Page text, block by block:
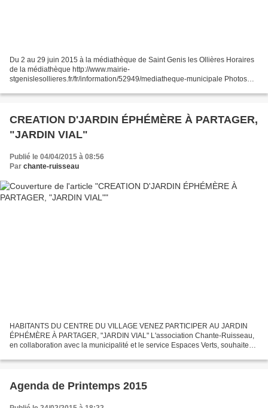
Du 2 au 29 juin 2015 à la médiathèque de Saint Genis les Ollières Horaires
de la médiathèque http://www.mairie-
stgenislesollieres.fr/fr/information/52949/mediatheque-municipale Photos
l'Opération...
CREATION D'JARDIN ÉPHÉMÈRE À PARTAGER,
"JARDIN VIAL"
Publié le 04/04/2015 à 08:56
Par chante-ruisseau
HABITANTS DU CENTRE DU VILLAGE VENEZ PARTICIPER AU JARDIN
ÉPHÉMÈRE À PARTAGER, "JARDIN VIAL" L'association Chante-Ruisseau,
en collaboration avec la municipalité et le service Espaces Verts, souhaite
Agenda de Printemps 2015